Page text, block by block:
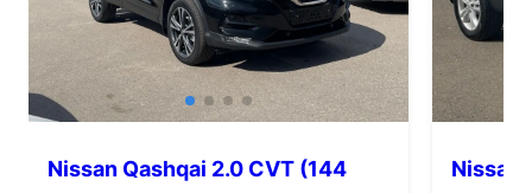
Nissan Qashqai 2.0 CVT (144
Nissan